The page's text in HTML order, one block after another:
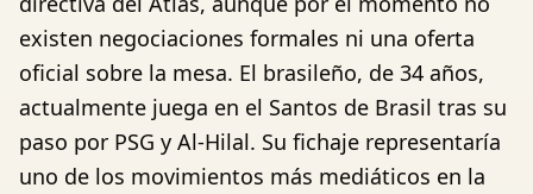
existen negociaciones formales ni una oferta
oficial sobre la mesa. El brasileño, de 34 años,
actualmente juega en el Santos de Brasil tras su
paso por PSG y Al-Hilal. Su fichaje representaría
uno de los movimientos más mediáticos en la